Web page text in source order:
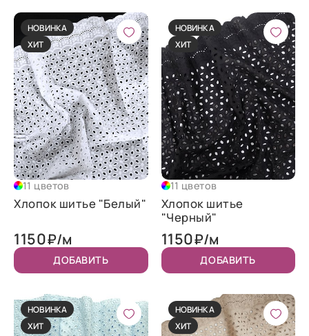
НОВИНКА
ХИТ
11 цветов
Хлопок шитье "Белый"
1150₽/м
ДОБАВИТЬ
НОВИНКА
ХИТ
11 цветов
Хлопок шитье
"Черный"
1150₽/м
ДОБАВИТЬ
НОВИНКА
ХИТ
НОВИНКА
ХИТ